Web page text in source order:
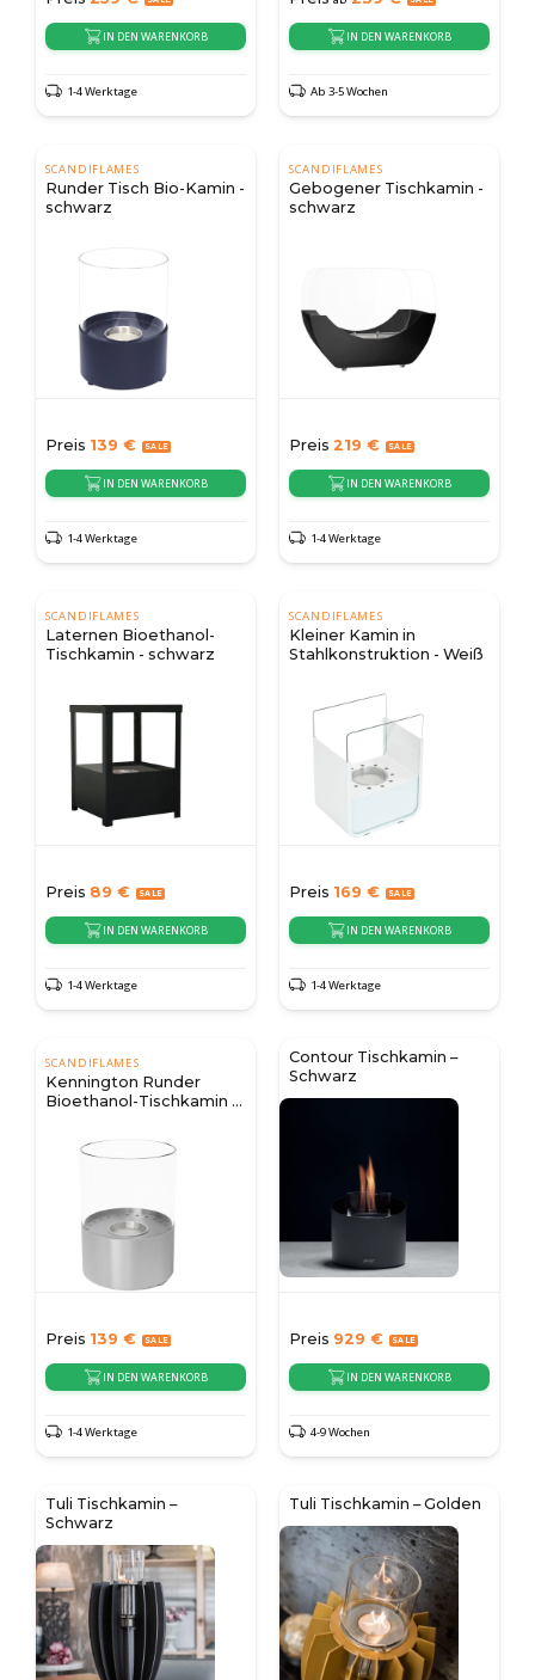
IN DEN WARENKORB
1-4 Werktage
IN DEN WARENKORB
Ab 3-5 Wochen
SCANDIFLAMES
Runder Tisch Bio-Kamin -
schwarz
Preis 139 €
IN DEN WARENKORB
1-4 Werktage
SCANDIFLAMES
Gebogener Tischkamin -
schwarz
Preis 219 €
IN DEN WARENKORB
1-4 Werktage
SCANDIFLAMES
Laternen Bioethanol-
Tischkamin - schwarz
Preis 89 €
IN DEN WARENKORB
1-4 Werktage
SCANDIFLAMES
Kleiner Kamin in
Stahlkonstruktion - Weiß
Preis 169 €
IN DEN WARENKORB
1-4 Werktage
SCANDIFLAMES
Kennington Runder
Bioethanol-Tischkamin –
Preis 139 €
IN DEN WARENKORB
1-4 Werktage
Contour Tischkamin –
Schwarz
Preis 929 €
IN DEN WARENKORB
4-9 Wochen
Tuli Tischkamin –
Schwarz
Tuli Tischkamin – Golden